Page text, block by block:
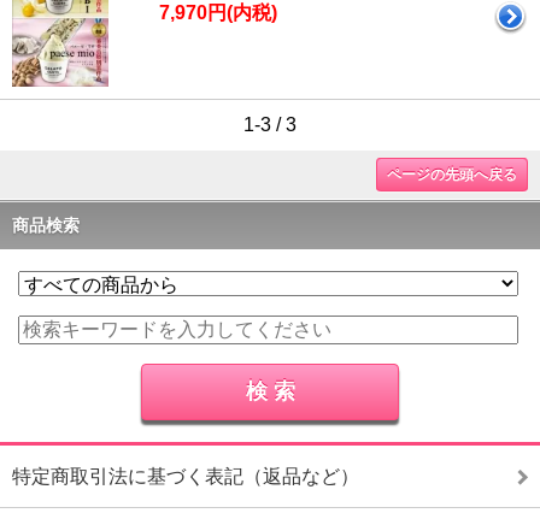
7,970円(内税)
1-3 / 3
ページの先頭へ戻る
商品検索
特定商取引法に基づく表記（返品など）